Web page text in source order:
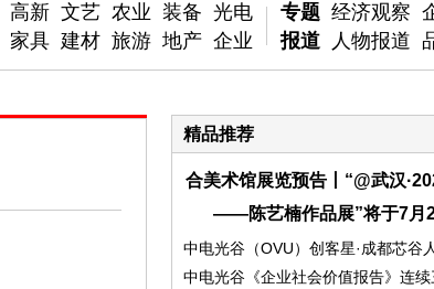
高新 文艺 农业 装备 光电
家具 建材 旅游 地产 企业
专题
报道
经济观察
人物报道
精品推荐
合美术馆展览预告丨“@武汉
——陈艺楠作品展”将于7月
中电光谷（OVU）创客星·成都芯谷
中电光谷《企业社会价值报告》连续